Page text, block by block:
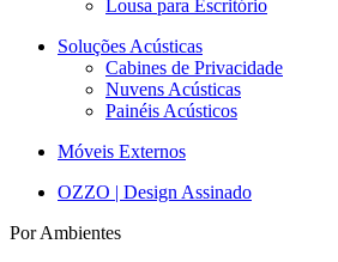
Lousa para Escritório
Soluções Acústicas
Cabines de Privacidade
Nuvens Acústicas
Painéis Acústicos
Móveis Externos
OZZO | Design Assinado
Por Ambientes